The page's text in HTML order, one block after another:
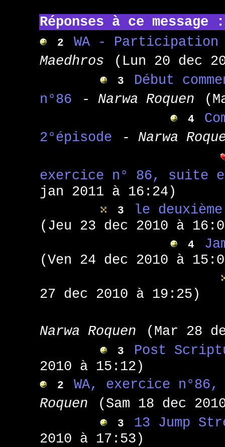
Réponses à ce message :
2
WA - Participation
Maedhros
(Lun 20 dec
3
Début
n°86
- Narwa Roquen
4
2°épisode
- Narwa
exercice n° 86, suite
jan 2011 à 16:24)
3
le
(Jeu 23 dec 2010 à
4
(Ven 24 dec 2010 à
27 dec 2010 à 19:25)
Narwa Roquen (Mar 28
3
Post
2010 à 15:12)
2
WA, exercice
Roquen
(Sam 18 dec
3
13 Jump
2010 à 17:53)